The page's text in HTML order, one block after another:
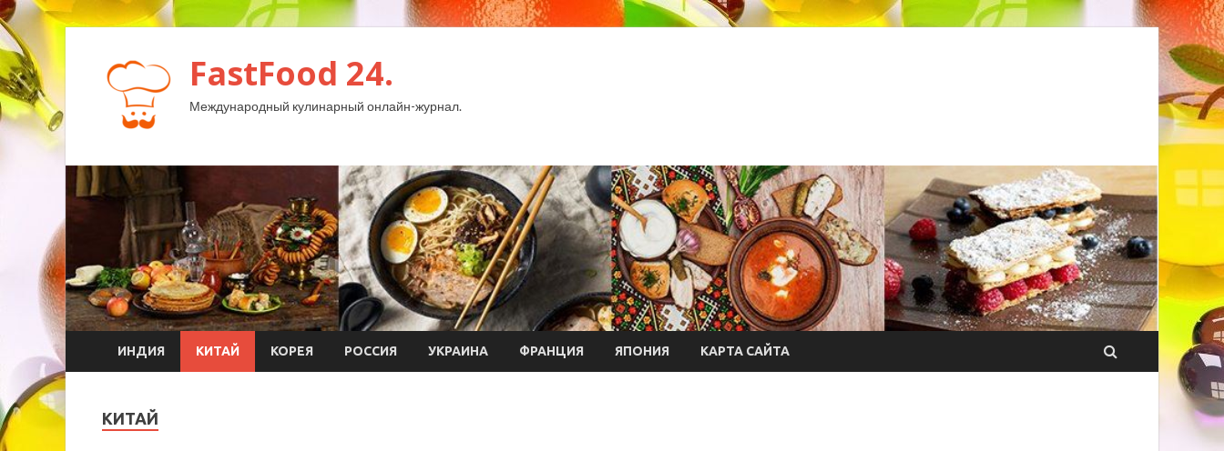
FastFood 24.
Международный кулинарный онлайн-журнал.
ИНДИЯ КИТАЙ КОРЕЯ РОССИЯ УКРАИНА ФРАНЦИЯ ЯПОНИЯ КАРТА САЙТА
КИТАЙ